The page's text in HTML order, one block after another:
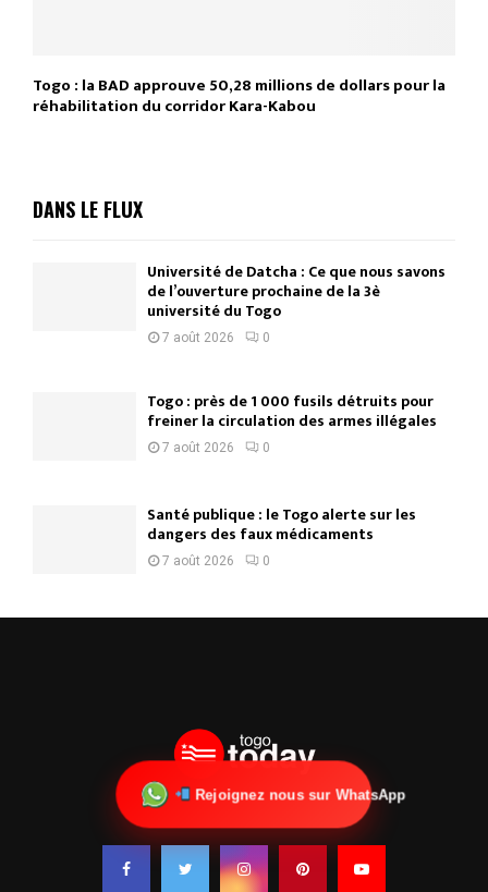
Togo : la BAD approuve 50,28 millions de dollars pour la
réhabilitation du corridor Kara-Kabou
DANS LE FLUX
Université de Datcha : Ce que nous savons
de l’ouverture prochaine de la 3è
université du Togo
7 août 2026 0
Togo : près de 1 000 fusils détruits pour
freiner la circulation des armes illégales
7 août 2026 0
Santé publique : le Togo alerte sur les
dangers des faux médicaments
7 août 2026 0
Rejoignez nous sur WhatsApp